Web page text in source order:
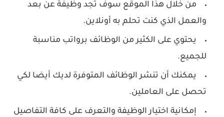
من خلال هذا الموقع سوف تجد وظيفة عن بعد
والعمل الذي كنت تحلم به أونلاين.
يحتوي على الكثير من الوظائف برواتب مناسبة
للجميع.
يمكنك أن تنشر الوظائف المتوفرة لديك أيضا لكي
تحصل على العاملين.
إمكانية اختيار الوظيفة والتعرف على كافة التفاصيل